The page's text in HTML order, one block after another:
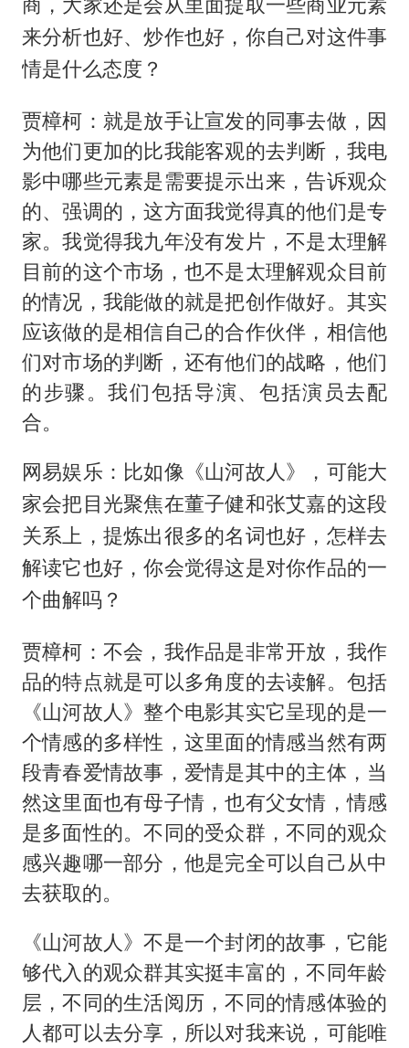
商，大家还是会从里面提取一些商业元素
来分析也好、炒作也好，你自己对这件事
情是什么态度？
贾樟柯：就是放手让宣发的同事去做，因
为他们更加的比我能客观的去判断，我电
影中哪些元素是需要提示出来，告诉观众
的、强调的，这方面我觉得真的他们是专
家。我觉得我九年没有发片，不是太理解
目前的这个市场，也不是太理解观众目前
的情况，我能做的就是把创作做好。其实
应该做的是相信自己的合作伙伴，相信他
们对市场的判断，还有他们的战略，他们
的步骤。我们包括导演、包括演员去配
合。
网易娱乐：比如像《山河故人》，可能大
家会把目光聚焦在董子健和张艾嘉的这段
关系上，提炼出很多的名词也好，怎样去
解读它也好，你会觉得这是对你作品的一
个曲解吗？
贾樟柯：不会，我作品是非常开放，我作
品的特点就是可以多角度的去读解。包括
《山河故人》整个电影其实它呈现的是一
个情感的多样性，这里面的情感当然有两
段青春爱情故事，爱情是其中的主体，当
然这里面也有母子情，也有父女情，情感
是多面性的。不同的受众群，不同的观众
感兴趣哪一部分，他是完全可以自己从中
去获取的。
《山河故人》不是一个封闭的故事，它能
够代入的观众群其实挺丰富的，不同年龄
层，不同的生活阅历，不同的情感体验的
人都可以去分享，所以对我来说，可能唯